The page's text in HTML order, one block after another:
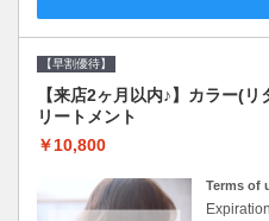
【早割優待】
【来店2ヶ月以内♪】カラー(
リートメント
￥10,800
Terms of